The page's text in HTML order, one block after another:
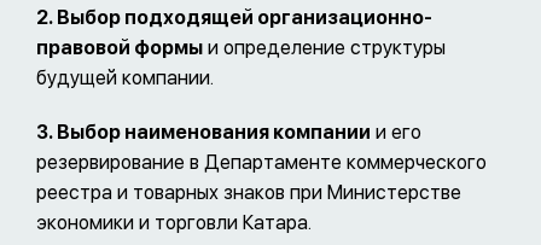
2. Выбор подходящей организационно-
правовой формы и определение структуры
будущей компании.
3. Выбор наименования компании и его
резервирование в Департаменте коммерческого
реестра и товарных знаков при Министерстве
экономики и торговли Катара.